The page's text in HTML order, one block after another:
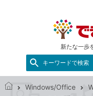
新たな一歩
キーワードで検索
Windows/Office